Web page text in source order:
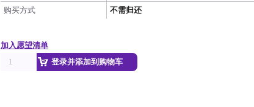
购买方式
不需归还
加入愿望清单
登录并添加到购物车